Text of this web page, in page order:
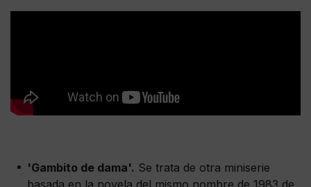
'Gambito de dama'. Se trata de otra miniserie
basada en la novela del mismo nombre de 1983 de